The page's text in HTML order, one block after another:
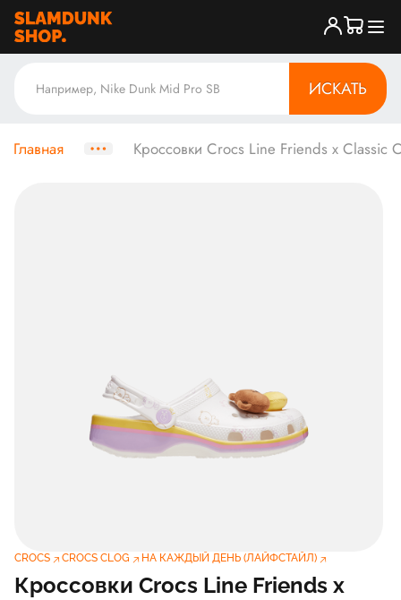
ИСКАТЬ
Главная Кроссовки Crocs Line Friends x Classic
CROCS CROCS CLOG НА КАЖДЫЙ ДЕНЬ (ЛАЙФСТАЙЛ)
Кроссовки Crocs Line Friends x